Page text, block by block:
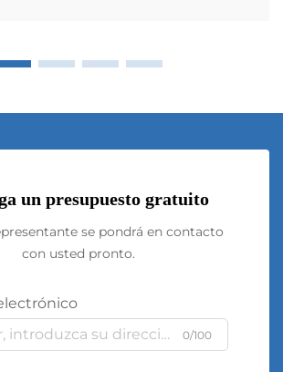
un presupuesto gratuito
se pondrá en contacto
con usted pronto.
0/100